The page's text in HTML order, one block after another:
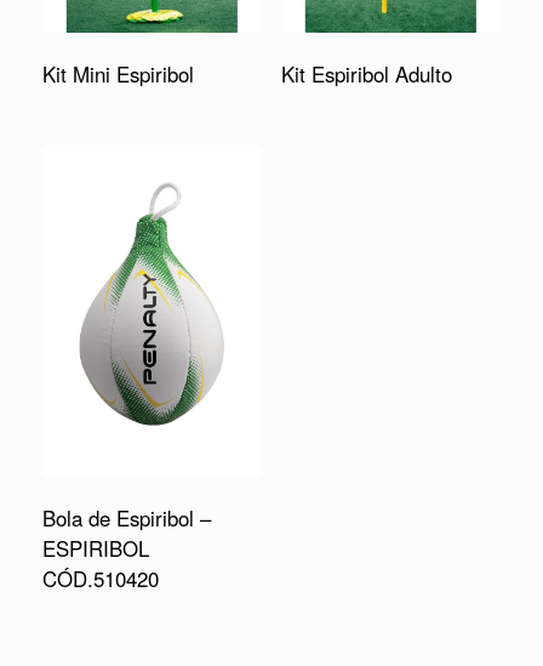
Kit Mini Espiribol Kit Espiribol Adulto
Bola de Espiribol –
ESPIRIBOL
CÓD.510420